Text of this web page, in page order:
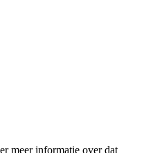
meer informatie over dat